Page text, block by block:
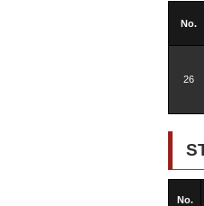
No.
26
No.